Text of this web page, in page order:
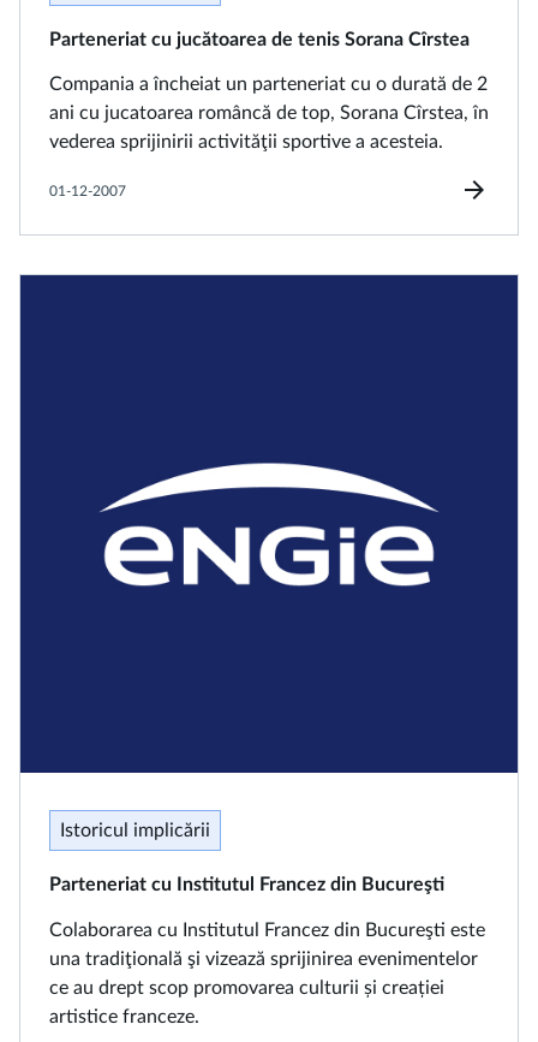
Parteneriat cu jucătoarea de tenis Sorana Cîrstea
Compania a încheiat un parteneriat cu o durată de 2
ani cu jucatoarea româncă de top, Sorana Cîrstea, în
vederea sprijinirii activităţii sportive a acesteia.
01-12-2007 arrow_forward
Istoricul implicării
Parteneriat cu Institutul Francez din Bucureşti
Colaborarea cu Institutul Francez din Bucureşti este
una tradiţională şi vizează sprijinirea evenimentelor
ce au drept scop promovarea culturii și creației
artistice franceze.